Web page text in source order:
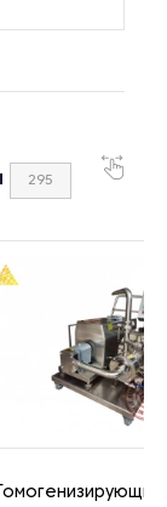
295
Гомогенизирующий